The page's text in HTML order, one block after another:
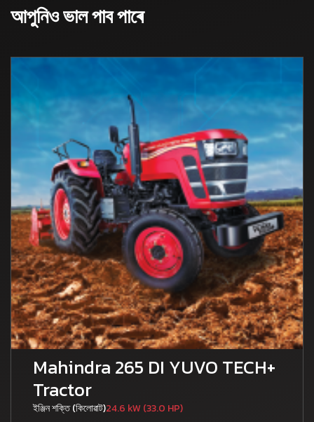
আপুনিও ভাল পাব পাৰে
Mahindra 265 DI YUVO TECH+
Tractor
ইঞ্জিন শক্তি (কিলোৱাট)24.6 kW (33.0 HP)